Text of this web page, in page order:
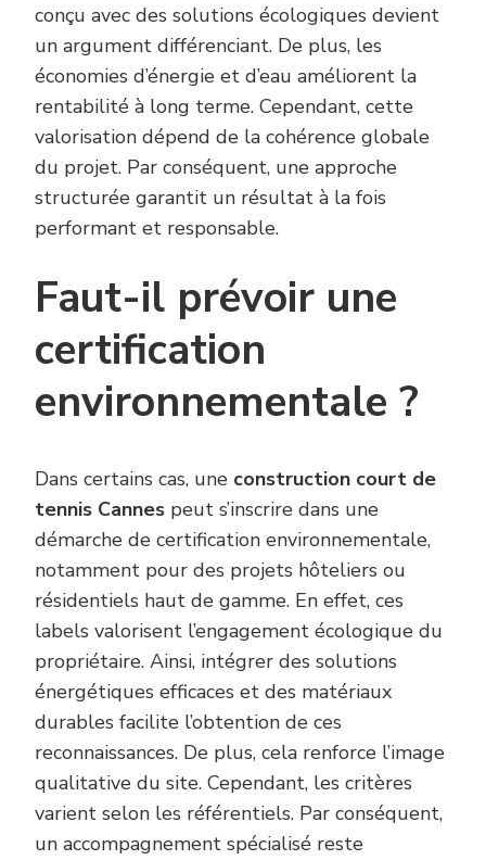
conçu avec des solutions écologiques devient
un argument différenciant. De plus, les
économies d’énergie et d’eau améliorent la
rentabilité à long terme. Cependant, cette
valorisation dépend de la cohérence globale
du projet. Par conséquent, une approche
structurée garantit un résultat à la fois
performant et responsable.
Faut-il prévoir une
certification
environnementale ?
Dans certains cas, une construction court de
tennis Cannes peut s’inscrire dans une
démarche de certification environnementale,
notamment pour des projets hôteliers ou
résidentiels haut de gamme. En effet, ces
labels valorisent l’engagement écologique du
propriétaire. Ainsi, intégrer des solutions
énergétiques efficaces et des matériaux
durables facilite l’obtention de ces
reconnaissances. De plus, cela renforce l’image
qualitative du site. Cependant, les critères
varient selon les référentiels. Par conséquent,
un accompagnement spécialisé reste